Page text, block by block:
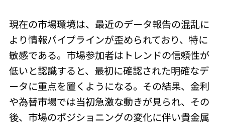
現在の市場環境は、最近のデータ報告の混乱に
より情報パイプラインが歪められており、特に
敏感である。市場参加者はトレンドの信頼性が
低いと認識すると、最初に確認された明確なデ
ータに重点を置くようになる。その結果、金利
や為替市場では当初急激な動きが見られ、その
後、市場のポジショニングの変化に伴い貴金属